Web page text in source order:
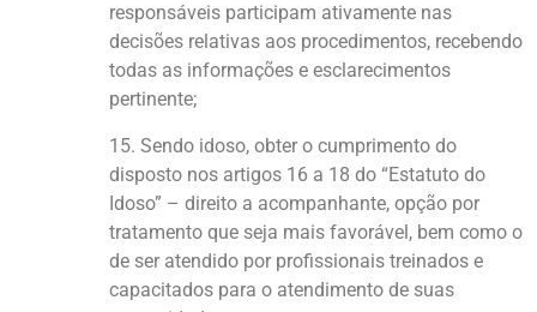
responsáveis participam ativamente nas
decisões relativas aos procedimentos, recebendo
todas as informações e esclarecimentos
pertinente;
15. Sendo idoso, obter o cumprimento do
disposto nos artigos 16 a 18 do “Estatuto do
Idoso” – direito a acompanhante, opção por
tratamento que seja mais favorável, bem como o
de ser atendido por profissionais treinados e
capacitados para o atendimento de suas